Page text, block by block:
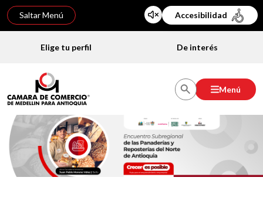
Saltar Menú Accesibilidad
Elige tu perfil De interés
Menú